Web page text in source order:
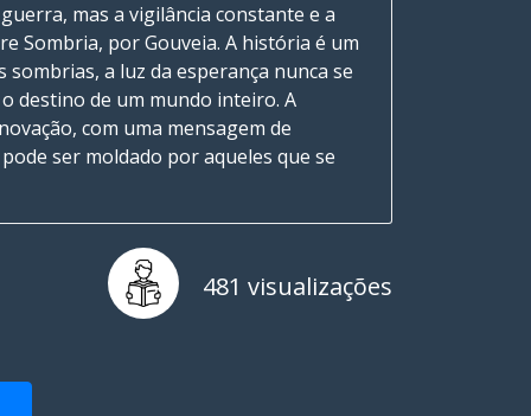
mas a vigilância constante e a
Sombria, por Gouveia. A história é um
a luz da esperança nunca se
destino de um mundo inteiro. A
com uma mensagem de
ser moldado por aqueles que se
481 visualizações